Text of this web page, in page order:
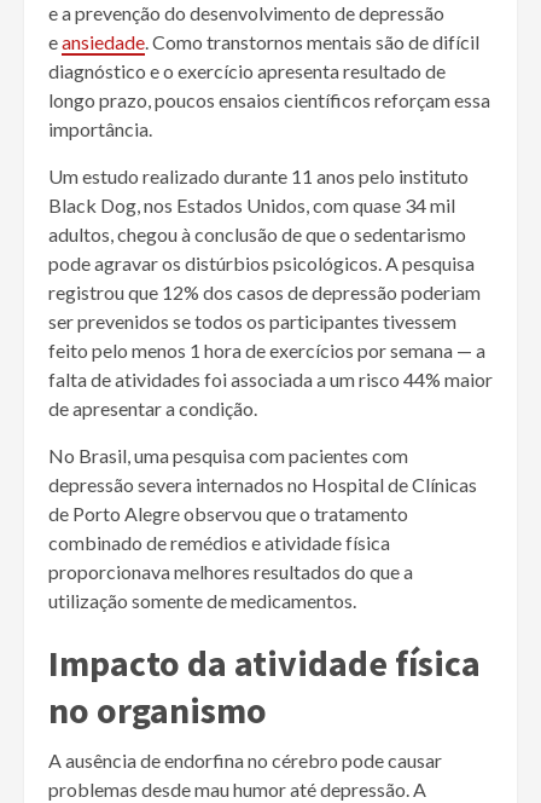
e a prevenção do desenvolvimento de depressão
eansiedade. Como transtornos mentais são de difícil
diagnóstico e o exercício apresenta resultado de
longo prazo, poucos ensaios científicos reforçam essa
importância.
Um estudo realizado durante 11 anos pelo instituto
Black Dog, nos Estados Unidos, com quase 34 mil
adultos, chegou à conclusão de que o sedentarismo
pode agravar os distúrbios psicológicos. A pesquisa
registrou que 12% dos casos de depressão poderiam
ser prevenidos se todos os participantes tivessem
feito pelo menos 1 hora de exercícios por semana — a
falta de atividades foi associada a um risco 44% maior
de apresentar a condição.
No Brasil, uma pesquisa com pacientes com
depressão severa internados no Hospital de Clínicas
de Porto Alegre observou que o tratamento
combinado de remédios e atividade física
proporcionava melhores resultados do que a
utilização somente de medicamentos.
Impacto da atividade física
no organismo
A ausência de endorfina no cérebro pode causar
problemas desde mau humor até depressão. A